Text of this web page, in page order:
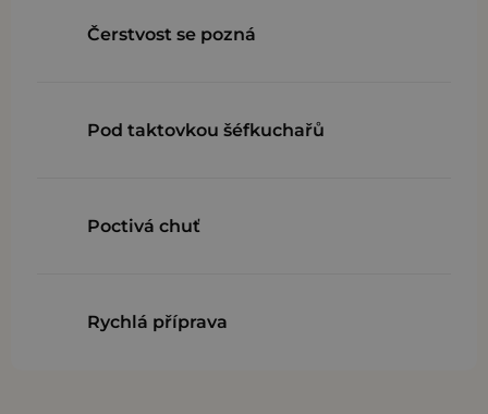
Čerstvost se pozná
Pod taktovkou šéfkuchařů
Poctivá chuť
Rychlá příprava